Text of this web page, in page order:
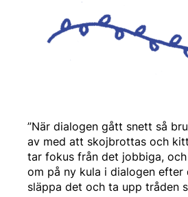
”När dialogen gått snett så
av med att skojbrottas och
tar fokus från det jobbiga,
om på ny kula i dialogen efter
släppa det och ta upp tråden